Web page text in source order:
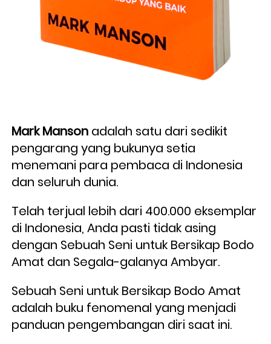
Mark Manson adalah satu dari sedikit
pengarang yang bukunya setia
menemani para pembaca di Indonesia
dan seluruh dunia.
Telah terjual lebih dari 400.000 eksemplar
di Indonesia, Anda pasti tidak asing
dengan Sebuah Seni untuk Bersikap Bodo
Amat dan Segala-galanya Ambyar.
Sebuah Seni untuk Bersikap Bodo Amat
adalah buku fenomenal yang menjadi
panduan pengembangan diri saat ini.